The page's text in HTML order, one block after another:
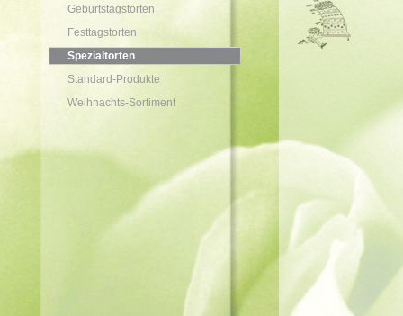
Geburtstagstorten
Festtagstorten
Spezialtorten
Standard-Produkte
Weihnachts-Sortiment